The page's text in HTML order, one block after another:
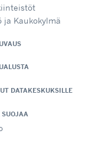
ja Kaukokylmä
DATAKESKUKSILLE
SUOJAA